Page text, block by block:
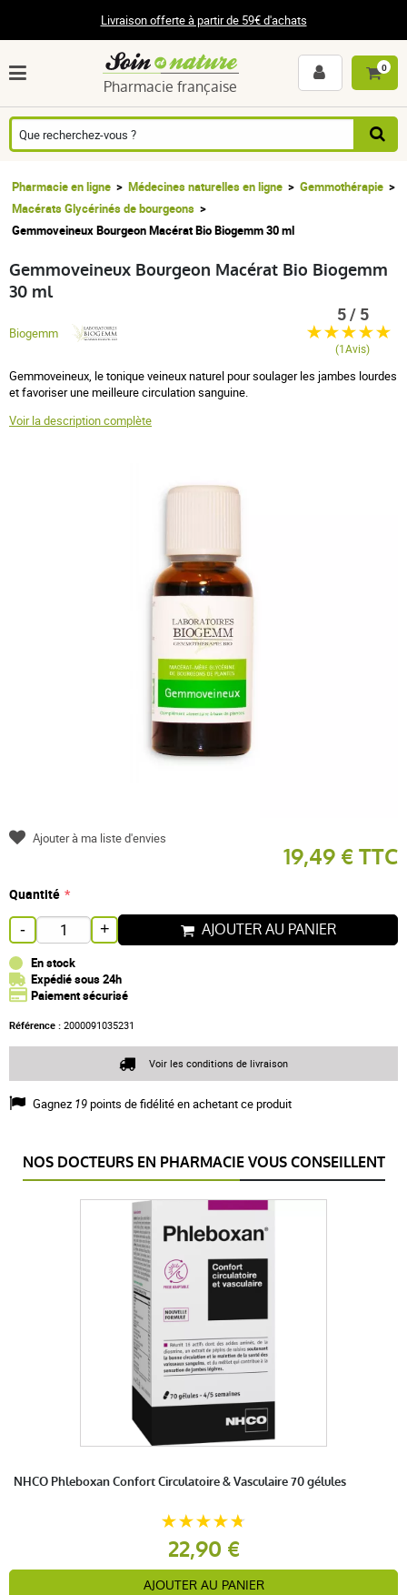
Livraison offerte à partir de 59€ d'achats
Pharmacie française
0
Pharmacie en ligne Médecines naturelles en ligne
Gemmothérapie
Macérats Glycérinés de bourgeons
Gemmoveineux Bourgeon Macérat Bio Biogemm 30 ml
Gemmoveineux Bourgeon Macérat Bio Biogemm
30 ml
Biogemm
Gemmoveineux, le tonique veineux naturel pour soulager les jambes lourdes
et favoriser une meilleure circulation sanguine.
Voir la description complète
19,49 € TTC
Quantité
- + AJOUTER AU PANIER
En stock
Expédié sous 24h
Paiement sécurisé
Référence : 2000091035231
Gagnez 19points de fidélité en achetant ce produit
5 / 5
(1Avis)
Ajouter à ma liste d'envies
Voir les conditions de livraison
NOS DOCTEURS EN PHARMACIE VOUS CONSEILLENT
NHCO Phleboxan Confort Circulatoire & Vasculaire 70 gélules
22,90 €
AJOUTER AU PANIER